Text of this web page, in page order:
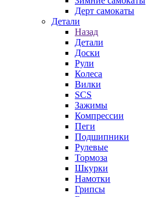
Дерт самокаты
Детали
Назад
Детали
Доски
Рули
Колеса
Вилки
SCS
Зажимы
Компрессии
Пеги
Подшипники
Рулевые
Тормоза
Шкурки
Намотки
Грипсы